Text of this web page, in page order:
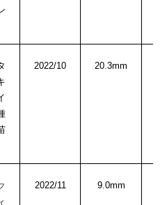
2022/10 20.3mm
ィ
2022/11 9.0mm